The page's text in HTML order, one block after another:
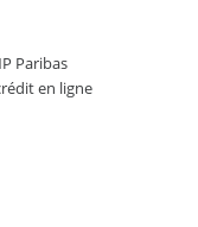
Paribas
en ligne